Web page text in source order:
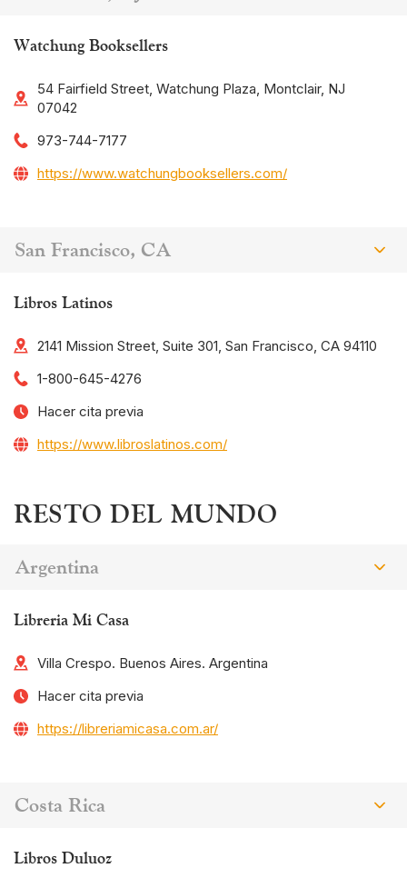
Watchung Booksellers
54 Fairfield Street, Watchung Plaza, Montclair, NJ
07042
973-744-7177
https://www.watchungbooksellers.com/
San Francisco, CA
Libros Latinos
2141 Mission Street, Suite 301, San Francisco, CA 94110
1-800-645-4276
Hacer cita previa
https://www.libroslatinos.com/
RESTO DEL MUNDO
Argentina
Libreria Mi Casa
Villa Crespo. Buenos Aires. Argentina
Hacer cita previa
https://libreriamicasa.com.ar/
Costa Rica
Libros Duluoz